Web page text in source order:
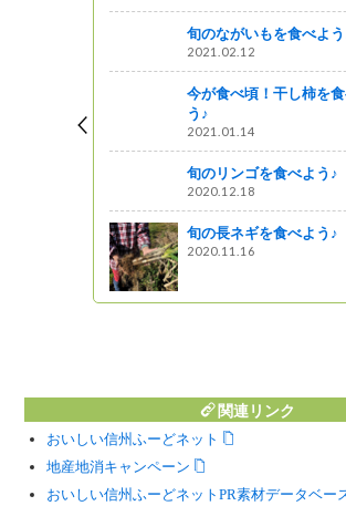
旬のながいもを食べよ
2021.02.12
今が食べ頃！干し柿を
う♪
2021.01.14
旬のリンゴを食べよう♪
2020.12.18
旬の長ネギを食べよう♪
2020.11.16
関連リンク
おいしい信州ふーどネット
地産地消キャンペーン
おいしい信州ふーどネットPR素材データベー